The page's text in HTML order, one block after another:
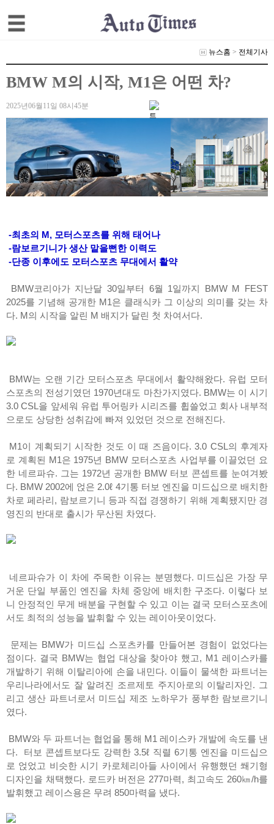
뉴스홈 > 전체기사
BMW M의 시작, M1은 어떤 차?
2025년06월11일 08시45분
-최초의 M, 모터스포츠를 위해 태어나
-람보르기니가 생산 맡을뻔한 이력도
-단종 이후에도 모터스포츠 무대에서 활약
BMW코리아가 지난달 30일부터 6월 1일까지 BMW M FEST
2025를 기념해 공개한 M1은 클래식카 그 이상의 의미를 갖는 차
다. M의 시작을 알린 M 배지가 달린 첫 차여서다.
BMW는 오랜 기간 모터스포츠 무대에서 활약해왔다. 유럽 모터
스포츠의 전성기였던 1970년대도 마찬가지였다. BMW는 이 시기
3.0 CSL을 앞세워 유럽 투어링카 시리즈를 휩쓸었고 회사 내부적
으로도 상당한 성취감에 빠져 있었던 것으로 전해진다.
M1이 계획되기 시작한 것도 이 때 즈음이다. 3.0 CSL의 후계자
로 계획된 M1은 1975년 BMW 모터스포츠 사업부를 이끌었던 요
한 네르파슈. 그는 1972년 공개한 BMW 터보 콘셉트를 눈여겨봤
다. BMW 2002에 얹은 2.0ℓ 4기통 터보 엔진을 미드십으로 배치한
차로 페라리, 람보르기니 등과 직접 경쟁하기 위해 계획됐지만 경
영진의 반대로 출시가 무산된 차였다.
네르파슈가 이 차에 주목한 이유는 분명했다. 미드십은 가장 무
거운 단일 부품인 엔진을 차체 중앙에 배치한 구조다. 이렇다 보
니 안정적인 무게 배분을 구현할 수 있고 이는 결국 모터스포츠에
서도 최적의 성능을 발휘할 수 있는 레이아웃이었다.
문제는 BMW가 미드십 스포츠카를 만들어본 경험이 없었다는
점이다. 결국 BMW는 협업 대상을 찾아야 했고, M1 레이스카를
개발하기 위해 이탈리아에 손을 내민다. 이들이 물색한 파트너는
우리나라에서도 잘 알려진 조르제토 주지아로의 이탈리자인. 그
리고 생산 파트너로서 미드십 제조 노하우가 풍부한 람보르기니
였다.
BMW와 두 파트너는 협업을 통해 M1 레이스카 개발에 속도를 낸
다. 터보 콘셉트보다도 강력한 3.5ℓ 직렬 6기통 엔진을 미드십으
로 얹었고 비슷한 시기 카로체리아들 사이에서 유행했던 쐐기형
디자인을 채택했다. 로드카 버전은 277마력, 최고속도 260㎞/h를
발휘했고 레이스용은 무려 850마력을 냈다.